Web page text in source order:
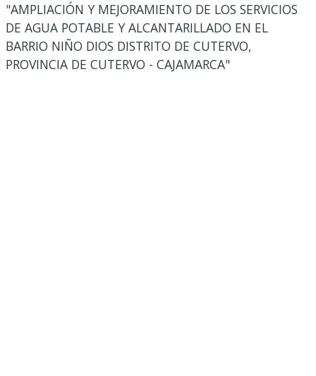
"AMPLIACIÓN Y MEJORAMIENTO DE LOS SERVICIOS
DE AGUA POTABLE Y ALCANTARILLADO EN EL
BARRIO NIÑO DIOS DISTRITO DE CUTERVO,
PROVINCIA DE CUTERVO - CAJAMARCA"